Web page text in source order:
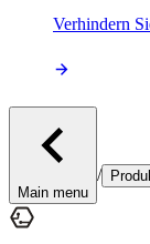
Verhindern
Main menu
/